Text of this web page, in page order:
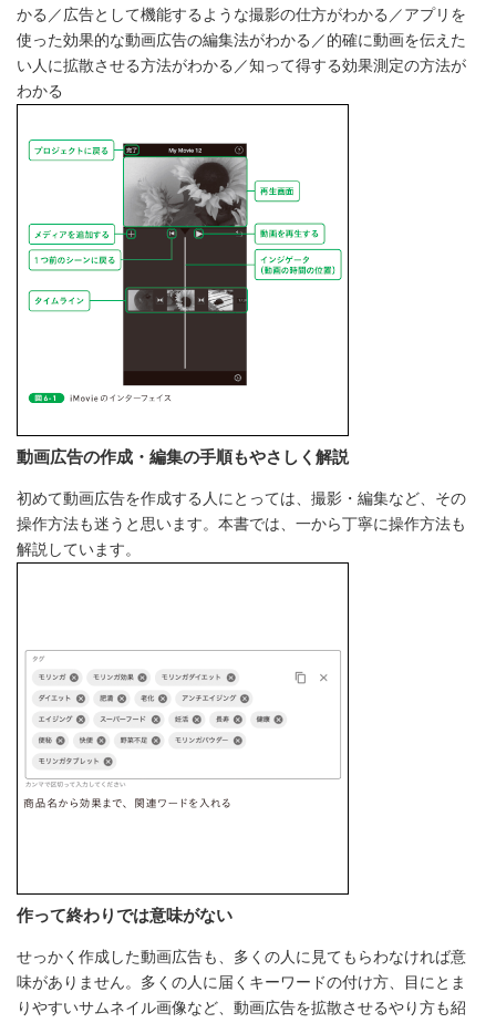
かる／広告として機能するような撮影の仕方がわかる／アプリを
使った効果的な動画広告の編集法がわかる／的確に動画を伝えた
い人に拡散させる方法がわかる／知って得する効果測定の方法が
わかる
動画広告の作成・編集の手順もやさしく解説
初めて動画広告を作成する人にとっては、撮影・編集など、その
操作方法も迷うと思います。本書では、一から丁寧に操作方法も
解説しています。
作って終わりでは意味がない
せっかく作成した動画広告も、多くの人に見てもらわなければ意
味がありません。多くの人に届くキーワードの付け方、目にとま
りやすいサムネイル画像など、動画広告を拡散させるやり方も紹